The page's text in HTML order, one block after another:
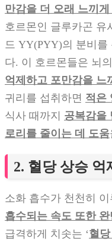
만감을 더 오래 느끼
호르몬인 글루카곤 유
드 YY(PYY)의 분비를
다. 이 호르몬들은 뇌
억제하고 포만감을 느
귀리를 섭취하면 적은
식사 때까지 공복감을
로리를 줄이는 데 도움
2. 혈당 상승 억
소화 흡수가 천천히 이
흡수되는 속도 또한 완
급격하게 치솟는 ‘혈